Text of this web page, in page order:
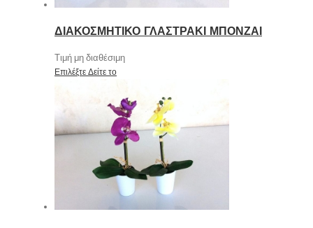
ΔΙΑΚΟΣΜΗΤΙΚΟ ΓΛΑΣΤΡΑΚΙ ΜΠΟΝΖΑΙ
Τιμή μη διαθέσιμη
Επιλέξτε Δείτε το